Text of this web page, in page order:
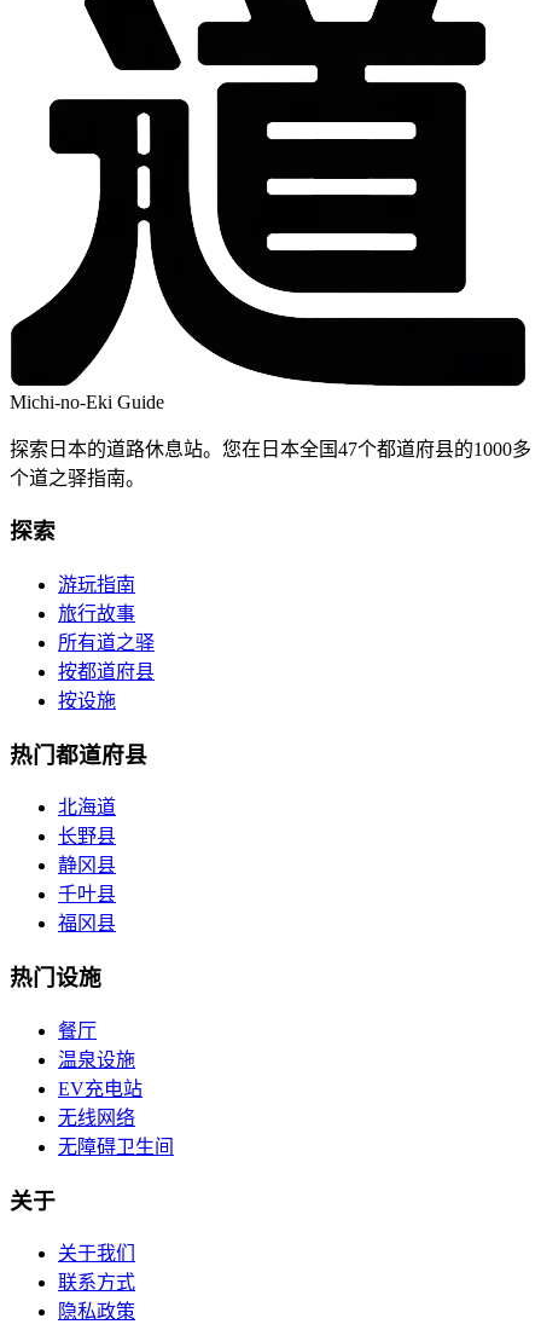
Michi-no-Eki Guide
探索日本的道路休息站。您在日本全国47个都道府县的1000多
个道之驿指南。
探索
游玩指南
旅行故事
所有道之驿
按都道府县
按设施
热门都道府县
北海道
长野县
静冈县
千叶县
福冈县
热门设施
餐厅
温泉设施
EV充电站
无线网络
无障碍卫生间
关于
关于我们
联系方式
隐私政策